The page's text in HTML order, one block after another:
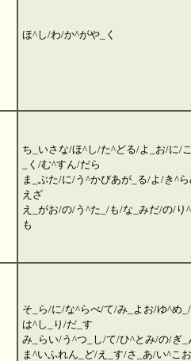
ほ^し/わ/か^がや_く
ち_いさな/ほ^し/た^どる/よ_お/に/
_く/む^すん/だら
ま_ぶた/に/う^かびあが_る/よ/き^
えざ
え_がお/の/う^た_/も/な_みだ/の/り
も
そ_ら/に/な^らべ/て/み_よお/ゆ^め
は^し_り/だ_す
み_らい/う^つ_し/て/ひ^とみ/の/ぎ_
ま^いふれん_ど/え_す/さ_あ/い^こお